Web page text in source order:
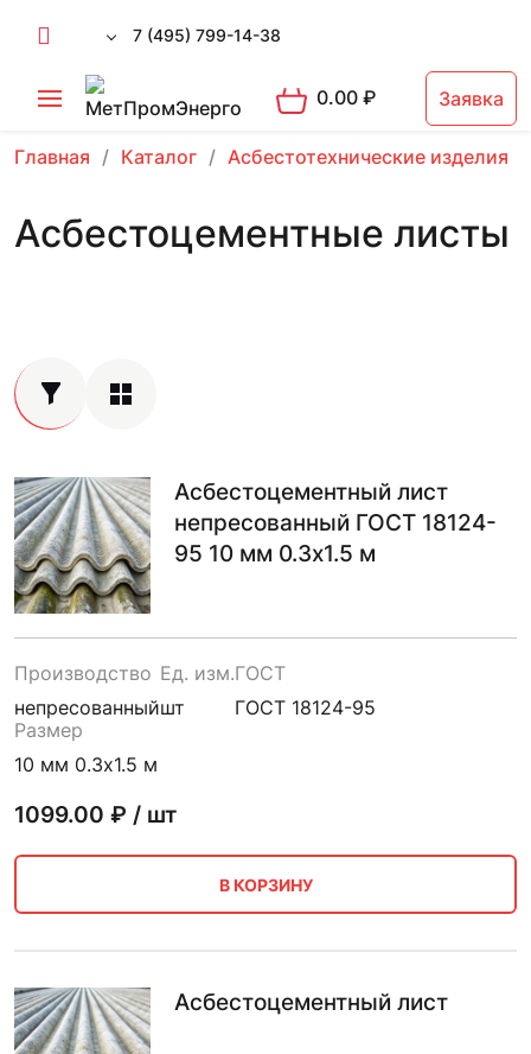
7 (495) 799-14-38
0.00₽ Заявка
Главная Каталог Асбестотехнические изделия
Асбестоцементные листы
Асбестоцементный лист
непресованный ГОСТ 18124-
95 10 мм 0.3х1.5 м
Производство
непресованный
Ед. изм.
шт
ГОСТ
ГОСТ 18124-95
Размер
10 мм 0.3х1.5 м
1099.00 ₽ / шт
В КОРЗИНУ
Асбестоцементный лист